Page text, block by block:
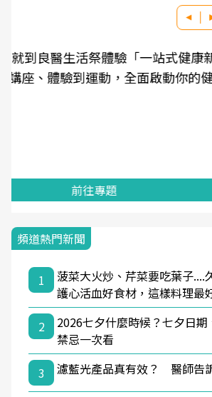
良醫健康網從「換季的身體變化
學觀點與日常感受的對話，建立
頻道熱門新聞
1
菠菜大火炒、芹菜要吃葉子....
護心活血好食材，這樣料理最
2
2026七夕什麼時候？七夕日
禁忌一次看
3
濾藍光產品真有效？ 醫師告